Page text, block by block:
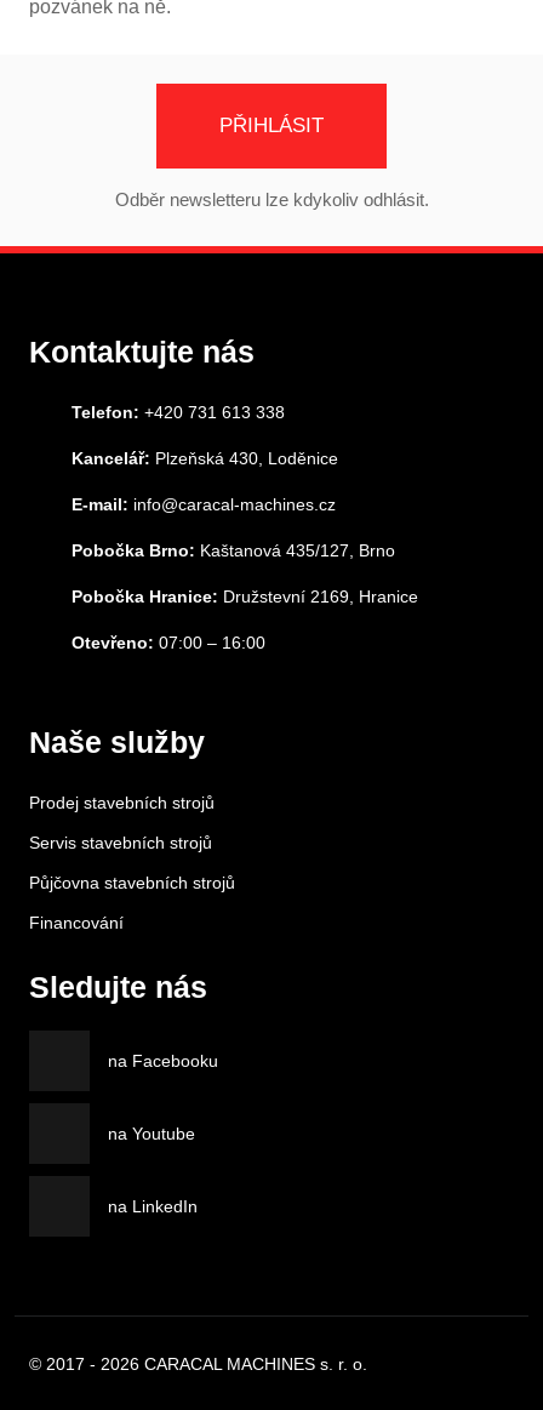
pozvánek na ně.
PŘIHLÁSIT
Odběr newsletteru lze kdykoliv odhlásit.
Kontaktujte nás
Telefon: +420 731 613 338
Kancelář: Plzeňská 430, Loděnice
E-mail: info@caracal-machines.cz
Pobočka Brno: Kaštanová 435/127, Brno
Pobočka Hranice: Družstevní 2169, Hranice
Otevřeno: 07:00 – 16:00
Naše služby
Prodej stavebních strojů
Servis stavebních strojů
Půjčovna stavebních strojů
Financování
Sledujte nás
na Facebooku
na Youtube
na LinkedIn
© 2017 - 2026 CARACAL MACHINES s. r. o.